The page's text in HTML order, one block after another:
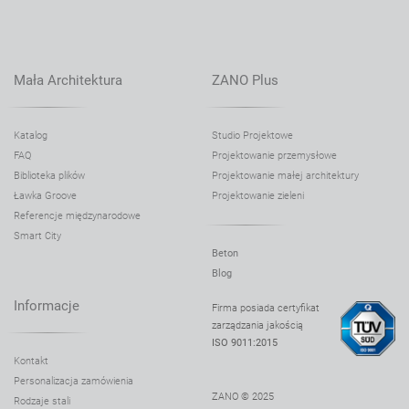
Kosz Tubus 03.053.3
Kosz Vela 03.094
Kosz z popielniczką Altus 03.052.01
Kosz z popielniczką Altus 03.052.02
Kosz z popielniczką Altus 03.052.8
Kosz z popielniczką Block 03.056
Kosz z popielniczką Cubus 03.055
Mała Architektura
Katalog
FAQ
Biblioteka plików
Ławka Groove
Referencje międzynarodowe
Smart City
ZANO Plus
Studio Projektowe
Projektowanie przemysłowe
Projektowanie małej architektury
Projektowanie zieleni
Beton
Blog
Informacje
Kontakt
Personalizacja zamówienia
Rodzaje stali
Firma posiada certyfikat
zarządzania jakością
ISO 9011:2015
ZANO © 2025